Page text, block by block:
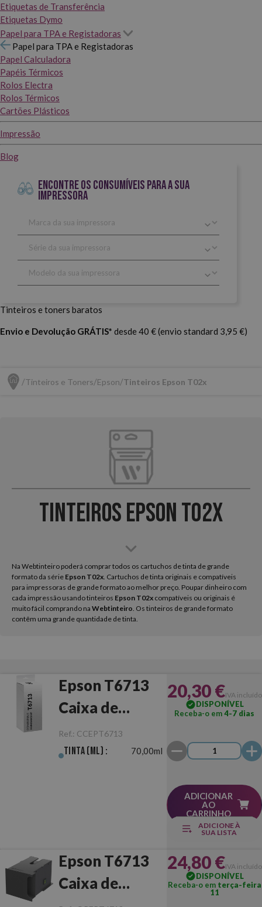
Etiquetas de Transferência
Etiquetas Dymo
Papel para TPA e Registadoras
Papel para TPA e Registadoras
Papel Calculadora
Papéis Térmicos
Rolos Electra
Rolos Térmicos
Cartões Plásticos
Impressão
Blog
ENCONTRE OS CONSUMÍVEIS PARA A SUA
IMPRESSORA
Tinteiros e toners baratos
Envio e Devolução GRÁTIS* desde 40 € (envio standard 3,95 €)
Tinteiros e Toners Epson Tinteiros Epson T02x
Tinteiros Epson T02x
Na Webtinteiro poderá comprar todos os cartuchos de tinta de grande
formato da série Epson T02x . Cartuchos de tinta originais e compatíveis
para impressoras de grande formato ao melhor preço. Poupar dinheiro com
cada impressão usando tinteiros Epson T02x compatíveis ou originais é
muito fácil comprando na Webtinteiro . Os tinteiros de grande formato
contêm uma grande quantidade de tinta.
Epson T6713
Caixa de
Manutenção
Compatível
Ref.: CCEPT6713
Tinta (ml) : 70,00ml
20,30 €IVA incluído
DISPONÍVEL
Receba-o em4-7 dias
ADICIONAR
AO
CARRINHO
ADICIONE À
SUA LISTA
Epson T6713
Caixa de
24,80 €IVA incluído
DISPONÍVEL
Receba-o em terça-feira
11